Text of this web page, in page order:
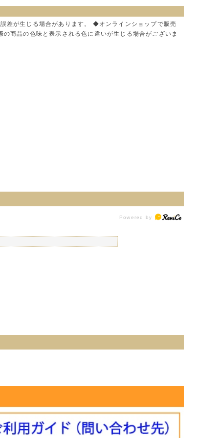
差が生じる場合があります。 ◆オンラインショップで販売
商品の色味と表示される色に違いが生じる場合がございま